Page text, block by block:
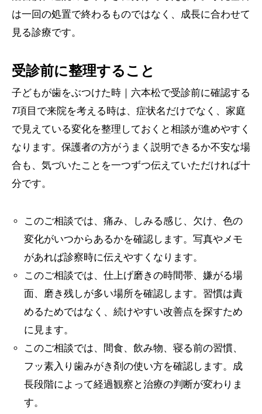
は一回の処置で終わるものではなく、成長に合わせて
見る診療です。
受診前に整理すること
子どもが歯をぶつけた時｜六本松で受診前に確認する
7項目で来院を考える時は、症状名だけでなく、家庭
で見えている変化を整理しておくと相談が進めやすく
なります。保護者の方がうまく説明できるか不安な場
合も、気づいたことを一つずつ伝えていただければ十
分です。
このご相談では、痛み、しみる感じ、欠け、色の
変化がいつからあるかを確認します。写真やメモ
があれば診察時に伝えやすくなります。
このご相談では、仕上げ磨きの時間帯、嫌がる場
面、磨き残しが多い場所を確認します。習慣は責
めるためではなく、続けやすい改善点を探すため
に見ます。
このご相談では、間食、飲み物、寝る前の習慣、
フッ素入り歯みがき剤の使い方を確認します。成
長段階によって経過観察と治療の判断が変わりま
す。